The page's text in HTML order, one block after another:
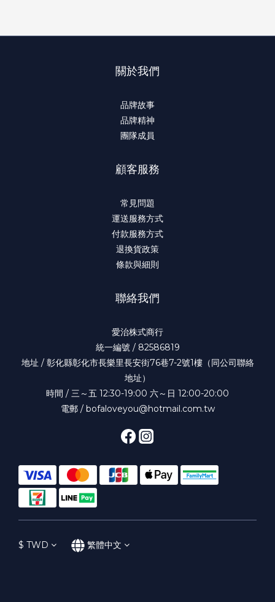
關於我們
品牌故事
品牌精神
團隊成員
顧客服務
常見問題
運送服務方式
付款服務方式
退換貨政策
條款與細則
聯絡我們
愛治株式商行
統一編號 / 82586819
地址 / 彰化縣彰化市長樂里長安街76巷7-2號1樓（同公司聯絡
地址）
時間 / 三～五 12:30-19:00 六～日 12:00-20:00
電郵 / bofaloveyou@hotmail.com.tw
$ TWD 繁體中文